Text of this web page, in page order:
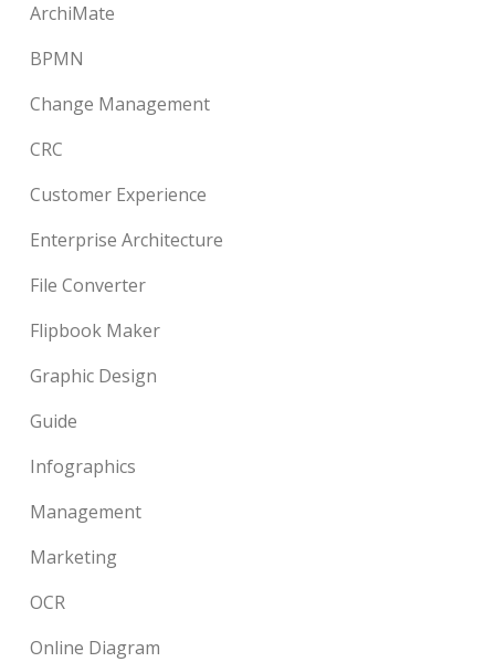
ArchiMate
BPMN
Change Management
CRC
Customer Experience
Enterprise Architecture
File Converter
Flipbook Maker
Graphic Design
Guide
Infographics
Management
Marketing
OCR
Online Diagram